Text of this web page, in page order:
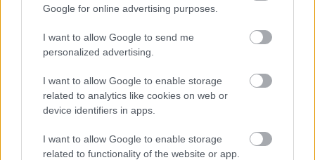
Google for online advertising purposes.
I want to allow Google to send me
personalized advertising.
I want to allow Google to enable storage
related to analytics like cookies on web or
device identifiers in apps.
I want to allow Google to enable storage
related to functionality of the website or app.